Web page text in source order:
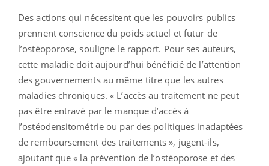
Des actions qui nécessitent que les pouvoirs publics
prennent conscience du poids actuel et futur de
l’ostéoporose, souligne le rapport. Pour ses auteurs,
cette maladie doit aujourd’hui bénéficié de l’attention
des gouvernements au même titre que les autres
maladies chroniques. « L’accès au traitement ne peut
pas être entravé par le manque d’accès à
l’ostéodensitométrie ou par des politiques inadaptées
de remboursement des traitements », jugent-ils,
ajoutant que « la prévention de l’ostéoporose et des